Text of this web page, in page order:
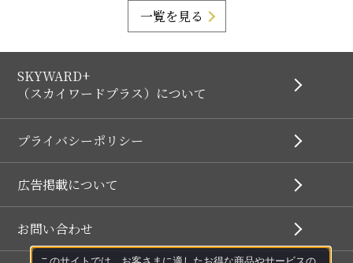
一覧を見る
SKYWARD+
（スカイワードプラス）について
プライバシーポリシー
広告掲載について
お問い合わせ